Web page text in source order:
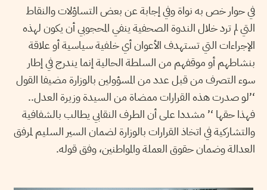
في حوار خص به نواة وفي إجابة عن بعض التساؤلات والنقاط
التي لم ترد خلال الندوة الصحفية ينفي المحجوبي أن يكون لهذه
الإجراءات التي تستهدف الأعوان أي خلفية سياسية أو علاقة
بنشاطهم أو موقفهم من السلطة الحالية إنما يندرج في إطار
سوء التصرف من قبل عدد من المسؤولين بالوزارة مضيفا القول
‘’لو صدرت هذه القرارات ممضاة من السيدة وزيرة العدل..
فهذا حقها ‘’ مشددا على أن الطرف النقابي يطالب بالشفافية
والتشاركية في اتخاذ القرارات بالوزارة لضمان السير السليم لمرفق
العدالة وضمان حقوق العملة والمواطنين، وفق قوله.